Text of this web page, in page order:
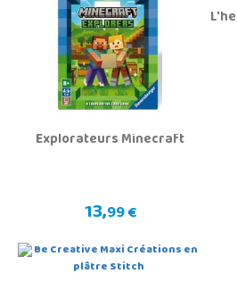
Explorateurs Minecraft
13,99 €